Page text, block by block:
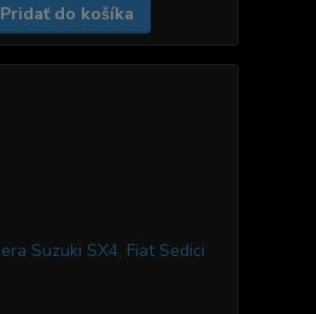
Pridať do košíka